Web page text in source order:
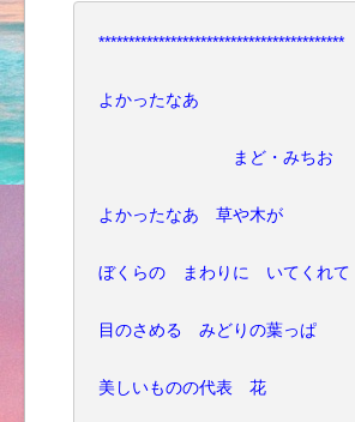
*****************************************
よかったなあ
まど・みちお
よかったなあ 草や木が
ぼくらの まわりに いてくれて
目のさめる みどりの葉っぱ
美しいものの代表 花